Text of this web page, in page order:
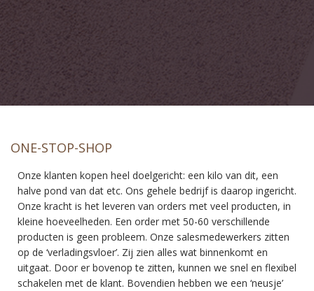
ONE-STOP-SHOP
Onze klanten kopen heel doelgericht: een kilo van dit, een
halve pond van dat etc. Ons gehele bedrijf is daarop ingericht.
Onze kracht is het leveren van orders met veel producten, in
kleine hoeveelheden. Een order met 50-60 verschillende
producten is geen probleem. Onze salesmedewerkers zitten
op de ‘verladingsvloer’. Zij zien alles wat binnenkomt en
uitgaat. Door er bovenop te zitten, kunnen we snel en flexibel
schakelen met de klant. Bovendien hebben we een ‘neusje’